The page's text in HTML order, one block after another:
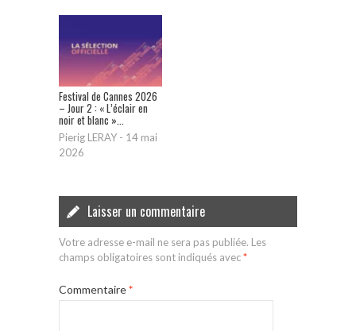
Festival de Cannes 2026
– Jour 2 : « L’éclair en
noir et blanc »...
Pierig LERAY - 14 mai
2026
Laisser un commentaire
Votre adresse e-mail ne sera pas publiée. Les
champs obligatoires sont indiqués avec*
Commentaire*